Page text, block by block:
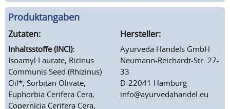
Produktangaben
Zutaten:
Inhaltsstoffe (INCI):
Isoamyl Laurate, Ricinus
Communis Seed (Rhizinus)
Oil*, Sorbitan Olivate,
Euphorbia Cerifera Cera,
Copernicia Cerifera Cera,
Hersteller:
Ayurveda Handels GmbH
Neumann-Reichardt-Str. 27-
33
D-22041 Hamburg
info@ayurvedahandel.eu